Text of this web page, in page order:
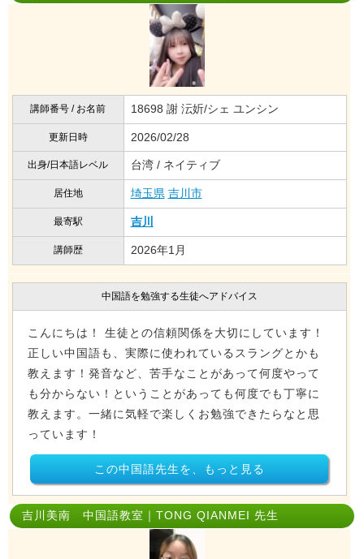
講師番号 / お名前 18698 謝 沄妡/シェ ユンシン
更新日時 2026/02/28
出身/日本語レベル 台湾 / ネイティブ
居住地 埼玉県 吉川市
最寄駅 吉川
講師歴 2026年1月
中国語を勉強する生徒へアドバイス
こんにちは！ 生徒との信頼関係を大切にしています！
正しい中国語も、実際に使われているスラングとかも
教えます！発音など、苦手なことがあって何度やって
も分からない！ということがあっても何度でも丁寧に
教えます。一緒に気軽で楽しくお勉強できたらなと思
っています！
この中国語先生を、もっと見る
吉川美南 中国語教室｜TONG QIANMEI 先生